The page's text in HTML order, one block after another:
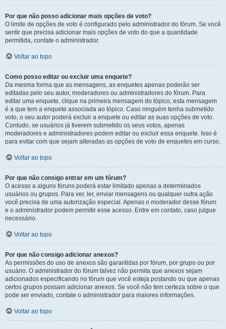
Por que não posso adicionar mais opções de voto?
O limite de opções de voto é configurado pelo administrador do fórum. Se você
sentir que precisa adicionar mais opções de voto do que a quantidade
permitida, contate o administrador.
Voltar ao topo
Como posso editar ou excluir uma enquete?
Da mesma forma que as mensagens, as enquetes apenas poderão ser
editadas pelo seu autor, moderadores ou administradores do fórum. Para
editar uma enquete, clique na primeira mensagem do tópico; esta mensagem
é a que tem a enquete associada ao tópico. Caso ninguém tenha submetido
voto, o seu autor poderá excluir a enquete ou editar as suas opções de voto.
Contudo, se usuários já tiverem submetido os seus votos, apenas
moderadores e administradores podem editar ou excluir essa enquete. Isso é
para evitar com que sejam alteradas as opções de voto de enquetes em curso.
Voltar ao topo
Por que não consigo entrar em um fórum?
O acesso a alguns fóruns poderá estar limitado apenas a determinados
usuários ou grupos. Para ver, ler, enviar mensagens ou qualquer outra ação
você precisa de uma autorização especial. Apenas o moderador desse fórum
e o administrador podem permitir esse acesso. Entre em contato, caso julgue
necessário.
Voltar ao topo
Por que não consigo adicionar anexos?
As permissões do uso de anexos são garantidas por fórum, por grupo ou por
usuário. O administrador do fórum talvez não permita que anexos sejam
adicionados especificando no fórum que você esteja postando ou que apenas
certos grupos possam adicionar anexos. Se você não tem certeza sobre o que
pode ser enviado, contate o administrador para maiores informações.
Voltar ao topo